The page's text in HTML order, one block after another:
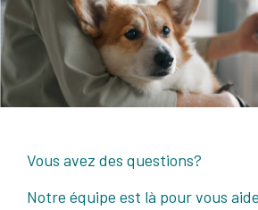
Vous avez des questions?
Notre équipe est là pour vous